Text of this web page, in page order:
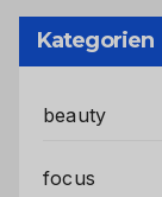
Kategorien
beauty
focus